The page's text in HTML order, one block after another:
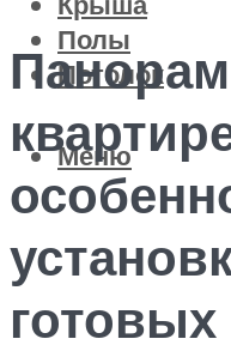
Полы
Потолок
Меню